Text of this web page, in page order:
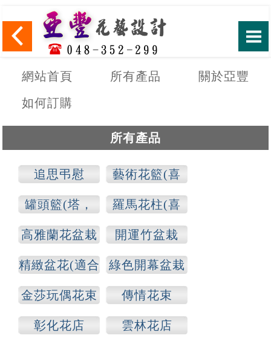
網站首頁 所有產品
關於亞豐
如何訂購
所有產品
追思弔慰
藝術花籃(喜
慶，追思)
罐頭籃(塔，
山)
羅馬花柱(喜
慶，追思)
高雅蘭花盆栽
開運竹盆栽
精緻盆花(適合
各種場合)
綠色開幕盆栽
金莎玩偶花束 傳情花束
彰化花店 雲林花店